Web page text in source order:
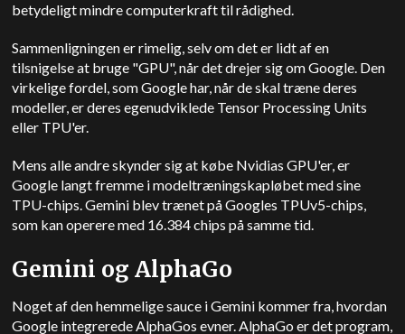
betydeligt mindre computerkraft til rådighed.
Sammenligningen er rimelig, selv om det er lidt af en
tilsnigelse at bruge "GPU", når det drejer sig om Google. Den
virkelige fordel, som Google har, når de skal træne deres
modeller, er deres egenudviklede Tensor Processing Units
eller TPU'er.
Mens alle andre skynder sig at købe Nvidias GPU'er, er
Google langt fremme i modeltræningskapløbet med sine
TPU-chips. Gemini blev trænet på Googles TPUv5-chips,
som kan operere med 16.384 chips på samme tid.
Gemini og AlphaGo
Noget af den hemmelige sauce i Gemini kommer fra, hvordan
Google integrerede AlphaGos evner. AlphaGo er det program,